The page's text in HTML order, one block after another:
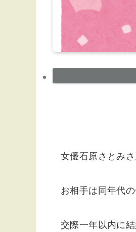
女優石原さとみ
お相手は同年代
交際一年以内に